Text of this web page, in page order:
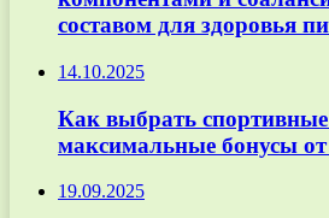
составом для здоровья
14.10.2025
Как выбрать
максимальные бонусы
19.09.2025